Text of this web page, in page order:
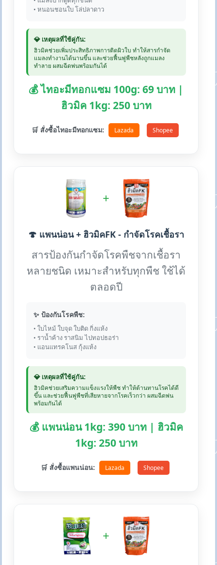
• หนอนชอนใบ โล่ปลาดาว
💎 เหตุผลที่ใช้คู่กัน:
ฮิวมิคช่วยเพิ่มประสิทธิภาพการติดผิวใบ ทำให้สารกำจัด
แมลงทำงานได้นานขึ้น และช่วยฟื้นฟูพืชหลังถูกแมลง
ทำลาย ผสมฉีดพ่นพร้อมกันได้
💰 ไทอะมีทอกแซม 100g: 69 บาท |
ฮิวมิค 1kg: 250 บาท
🛒 สั่งซื้อไทอะมีทอกแซม: Lazada Shopee
+
🍄 แพนน่อน + ฮิวมิคFK - กำจัดโรคเชื้อรา
สารป้องกันกำจัดโรคพืชจากเชื้อรา
หลายชนิด เหมาะสำหรับทุกพืช ใช้ได้
ตลอดปี
✨ ป้องกันโรคพืช:
• ใบไหม้ ใบจุด ใบติด กิ่งแห้ง
• ราน้ำค้าง ราสนิม ไปทอปธอร่า
• แอนแทรคโนส กุ้งแห้ง
💎 เหตุผลที่ใช้คู่กัน:
ฮิวมิคช่วยเสริมความแข็งแรงให้พืช ทำให้ต้านทานโรคได้ดี
ขึ้น และช่วยฟื้นฟูพืชที่เสียหายจากโรคเร็วกว่า ผสมฉีดพ่น
พร้อมกันได้
💰 แพนน่อน 1kg: 390 บาท | ฮิวมิค
1kg: 250 บาท
🛒 สั่งซื้อแพนน่อน: Lazada Shopee
+